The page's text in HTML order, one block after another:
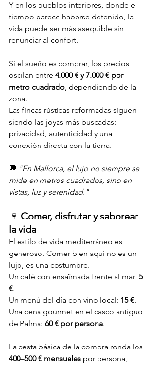
Y en los pueblos interiores, donde el
tiempo parece haberse detenido, la
vida puede ser más asequible sin
renunciar al confort.
Si el sueño es comprar, los precios
oscilan entre 4.000 € y 7.000 € por
metro cuadrado, dependiendo de la
zona.
Las fincas rústicas reformadas siguen
siendo las joyas más buscadas:
privacidad, autenticidad y una
conexión directa con la tierra.
💬 "En Mallorca, el lujo no siempre se
mide en metros cuadrados, sino en
vistas, luz y serenidad."
🍷 Comer, disfrutar y saborear
la vida
El estilo de vida mediterráneo es
generoso. Comer bien aquí no es un
lujo, es una costumbre.
Un café con ensaïmada frente al mar: 5
€.
Un menú del día con vino local: 15 €.
Una cena gourmet en el casco antiguo
de Palma: 60 € por persona.
La cesta básica de la compra ronda los
400–500 € mensuales por persona,